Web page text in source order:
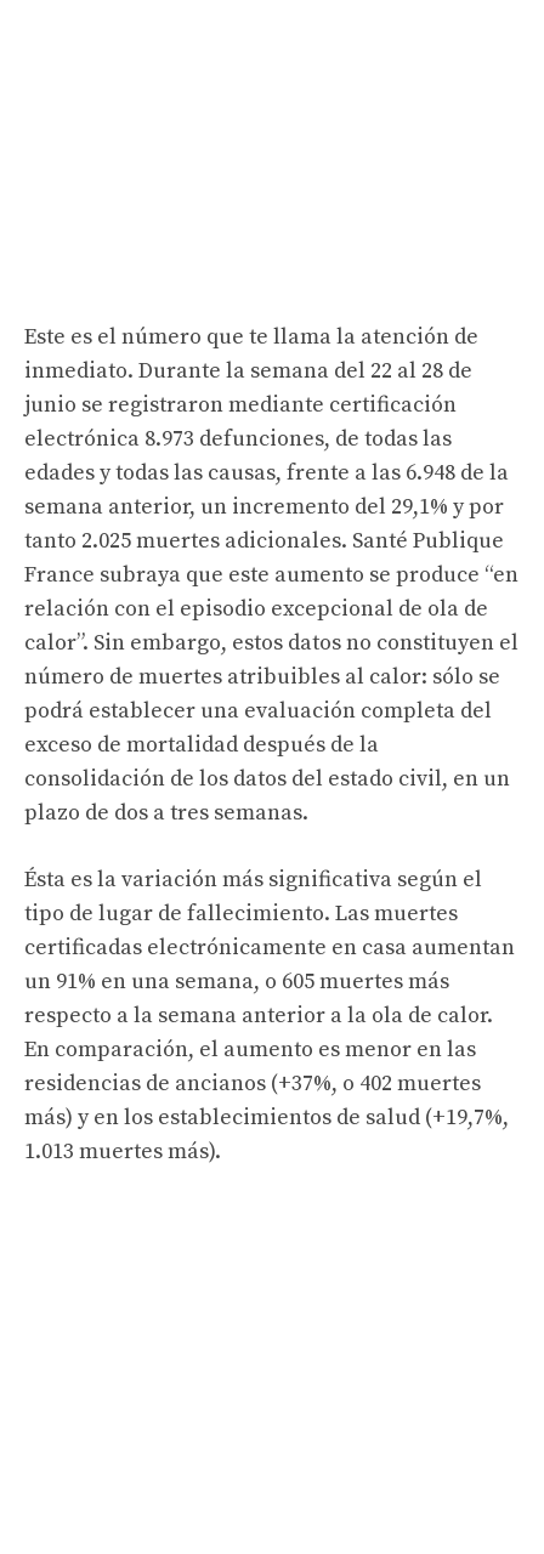
Este es el número que te llama la atención de
inmediato. Durante la semana del 22 al 28 de
junio se registraron mediante certificación
electrónica 8.973 defunciones, de todas las
edades y todas las causas, frente a las 6.948 de la
semana anterior, un incremento del 29,1% y por
tanto 2.025 muertes adicionales. Santé Publique
France subraya que este aumento se produce “en
relación con el episodio excepcional de ola de
calor”. Sin embargo, estos datos no constituyen el
número de muertes atribuibles al calor: sólo se
podrá establecer una evaluación completa del
exceso de mortalidad después de la
consolidación de los datos del estado civil, en un
plazo de dos a tres semanas.
Ésta es la variación más significativa según el
tipo de lugar de fallecimiento. Las muertes
certificadas electrónicamente en casa aumentan
un 91% en una semana, o 605 muertes más
respecto a la semana anterior a la ola de calor.
En comparación, el aumento es menor en las
residencias de ancianos (+37%, o 402 muertes
más) y en los establecimientos de salud (+19,7%,
1.013 muertes más).